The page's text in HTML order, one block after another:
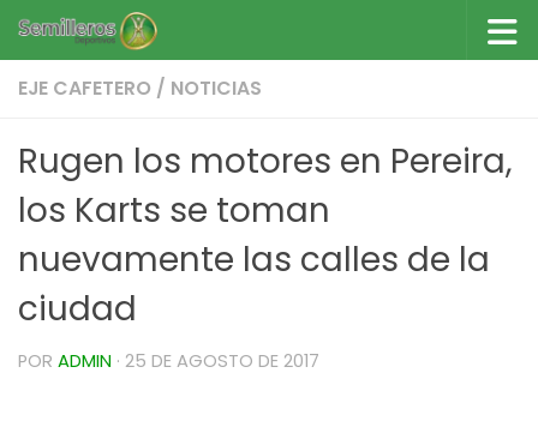
Saltar al contenido
EJE CAFETERO / NOTICIAS
Rugen los motores en Pereira,
los Karts se toman
nuevamente las calles de la
ciudad
POR ADMIN · 25 DE AGOSTO DE 2017